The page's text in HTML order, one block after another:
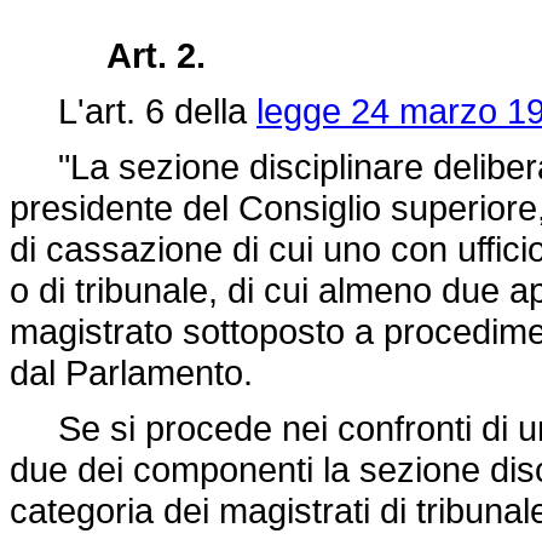
Art. 2.
L'art. 6 della legge 24 marzo
"La sezione disciplinare
presidente del Consiglio
di cassazione di cui uno con
o di tribunale, di cui almeno due
magistrato sottoposto a
dal Parlamento.
Se si procede nei confronti di
due dei componenti la sezione
categoria dei magistrati di